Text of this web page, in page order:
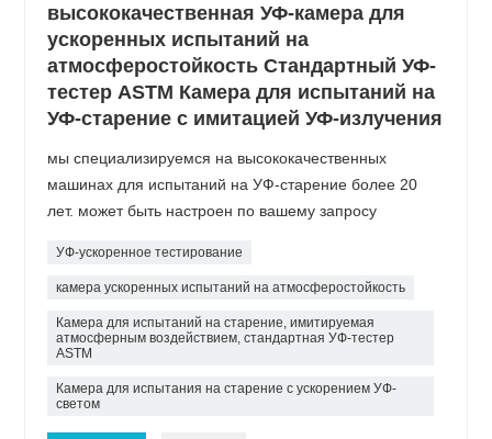
высококачественная УФ-камера для
ускоренных испытаний на
атмосферостойкость Стандартный УФ-
тестер ASTM Камера для испытаний на
УФ-старение с имитацией УФ-излучения
мы специализируемся на высококачественных
машинах для испытаний на УФ-старение более 20
лет. может быть настроен по вашему запросу
УФ-ускоренное тестирование
камера ускоренных испытаний на атмосферостойкость
Камера для испытаний на старение, имитируемая
атмосферным воздействием, стандартная УФ-тестер
ASTM
Камера для испытания на старение с ускорением УФ-
светом